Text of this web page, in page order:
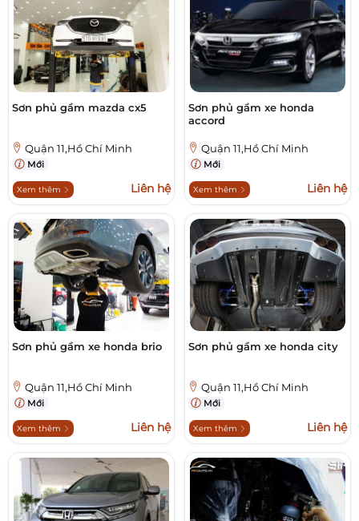
Sơn phủ gầm mazda cx5
Quận 11,Hồ Chí Minh
Mới
Xem thêm Liên hệ
Sơn phủ gầm xe honda
accord
Quận 11,Hồ Chí Minh
Mới
Xem thêm Liên hệ
Sơn phủ gầm xe honda brio
Quận 11,Hồ Chí Minh
Mới
Xem thêm Liên hệ
Sơn phủ gầm xe honda city
Quận 11,Hồ Chí Minh
Mới
Xem thêm Liên hệ